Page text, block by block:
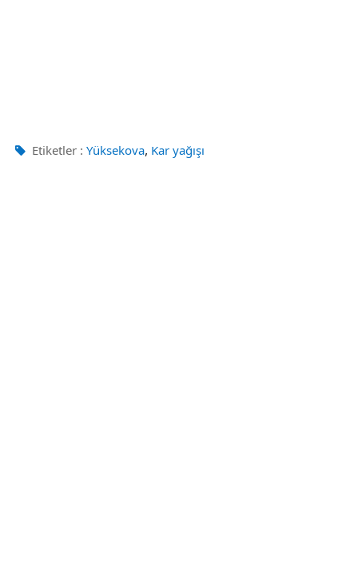
Etiketler : Yüksekova, Kar yağışı